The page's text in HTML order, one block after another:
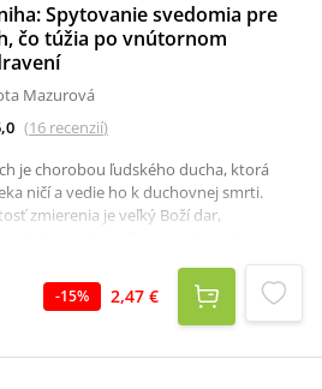
Spytovanie svedomia pre
čo túžia po vnútornom
Mazurová
(16 recenzií)
je chorobou ľudského ducha, ktorá
ničí a vedie ho k duchovnej smrti.
zmierenia je veľký Boží dar,
spôsobených hriechom.Aby sme mohli
zakúsiť uzdravujúcu moc tejto
mali by sme sa na jej prijatie náležite
Táto knižka nám v tom pomôže. Je
tým, ktorí cítia potrebu hlbokého
-15% 2,47 €